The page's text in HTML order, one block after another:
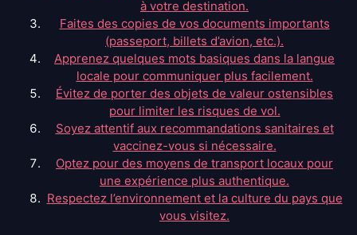
à votre destination.
Faites des copies de vos documents importants
(passeport, billets d’avion, etc.).
Apprenez quelques mots basiques dans la langue
locale pour communiquer plus facilement.
Évitez de porter des objets de valeur ostensibles
pour limiter les risques de vol.
Soyez attentif aux recommandations sanitaires et
vaccinez-vous si nécessaire.
Optez pour des moyens de transport locaux pour
une expérience plus authentique.
Respectez l’environnement et la culture du pays que
vous visitez.